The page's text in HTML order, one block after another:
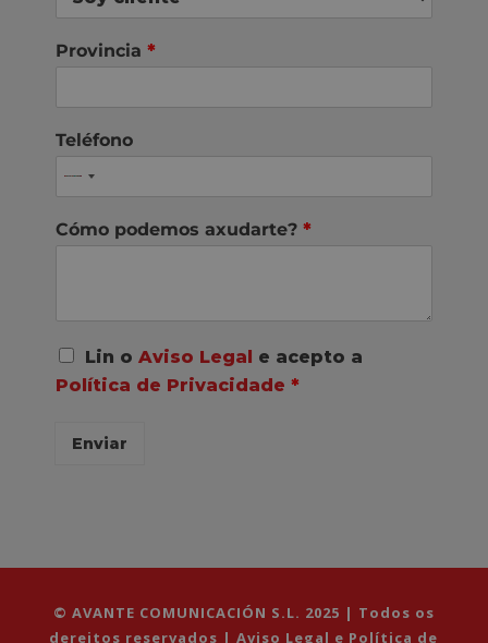
Provincia *
Teléfono
Cómo podemos axudarte? *
A
o
*
Lin o Aviso Legal e acepto a
Política de Privacidade *
Enviar
© AVANTE COMUNICACIÓN S.L. 2025 | Todos os
dereitos reservados |Aviso Legal e Política de